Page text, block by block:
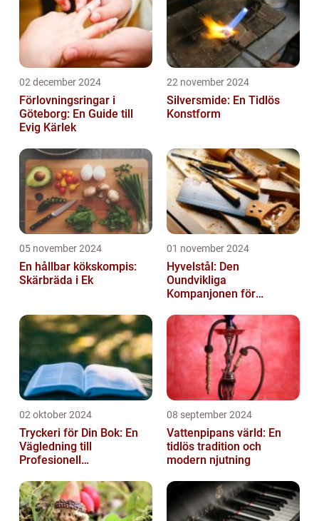
02 december 2024
Förlovningsringar i
Göteborg: En Guide till
Evig Kärlek
22 november 2024
Silversmide: En Tidlös
Konstform
05 november 2024
En hållbar kökskompis:
Skärbräda i Ek
01 november 2024
Hyvelstål: Den
Oundvikliga
Kompanjonen för
02 oktober 2024
Tryckeri för Din Bok: En
Vägledning till
Profesionell
08 september 2024
Vattenpipans värld: En
tidlös tradition och
modern njutning